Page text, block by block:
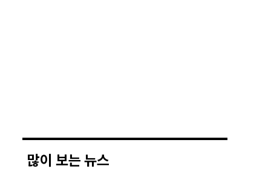
많이 보는 뉴스